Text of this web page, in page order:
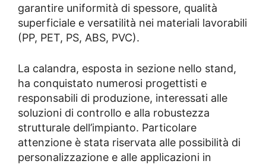
garantire uniformità di spessore, qualità
superficiale e versatilità nei materiali lavorabili
(PP, PET, PS, ABS, PVC).
La calandra, esposta in sezione nello stand,
ha conquistato numerosi progettisti e
responsabili di produzione, interessati alle
soluzioni di controllo e alla robustezza
strutturale dell’impianto. Particolare
attenzione è stata riservata alle possibilità di
personalizzazione e alle applicazioni in